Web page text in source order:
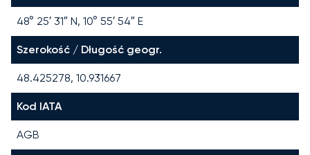
48° 25′ 31″ N, 10° 55′ 54″ E
Szerokość / Długość geogr.
48.425278, 10.931667
Kod IATA
AGB